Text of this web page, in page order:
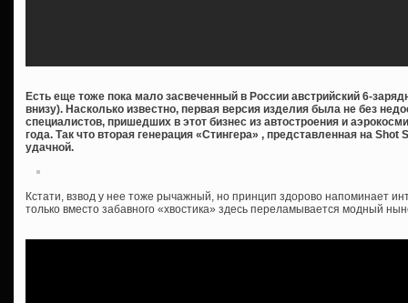
Есть еще тоже пока мало засвеченный в России австрийский 6-
внизу). Насколько известно, первая версия изделия была не без
специалистов, пришедших в этот бизнес из автостроения и
года. Так что вторая генерация «Стингера» , представленная на
удачной.
Кстати, взвод у нее тоже рычажный, но принцип здорово напоминает
только вместо забавного «хвостика» здесь переламывается модный